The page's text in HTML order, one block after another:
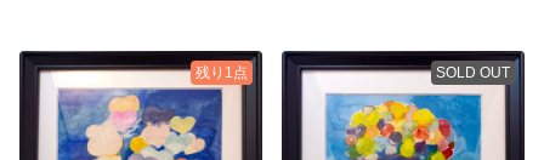
残り1点 SOLD OUT